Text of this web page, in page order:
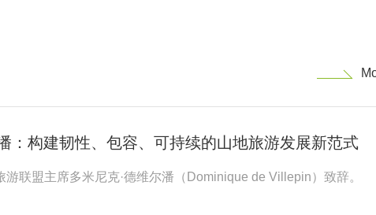
：构建韧性、包容、可持续的山地旅游发展新范式
联盟主席多米尼克·德维尔潘（Dominique de Villepin）致辞。